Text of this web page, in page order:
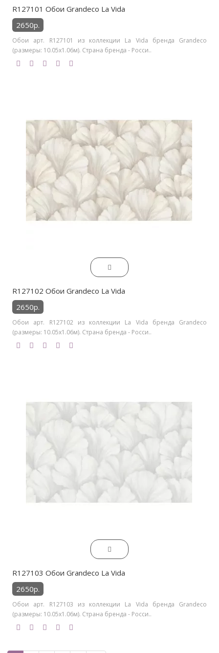
R127101 Обои Grandeco La Vida
2650р.
Обои арт. R127101 из коллекции La Vida бренда Grandeco
(размеры: 10.05х1.06м). Страна бренда - Росси..
R127102 Обои Grandeco La Vida
2650р.
Обои арт. R127102 из коллекции La Vida бренда Grandeco
(размеры: 10.05х1.06м). Страна бренда - Росси..
R127103 Обои Grandeco La Vida
2650р.
Обои арт. R127103 из коллекции La Vida бренда Grandeco
(размеры: 10.05х1.06м). Страна бренда - Росси..